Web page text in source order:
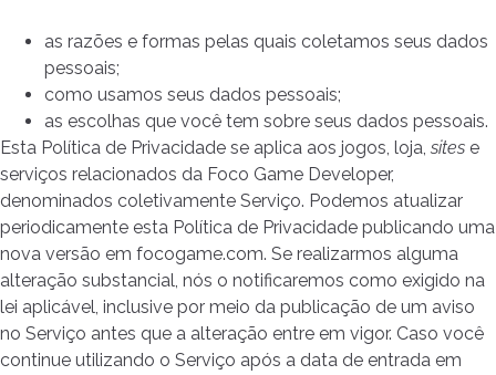
as razões e formas pelas quais coletamos seus dados
pessoais;
como usamos seus dados pessoais;
as escolhas que você tem sobre seus dados pessoais.
Esta Política de Privacidade se aplica aos jogos, loja, sites e
serviços relacionados da Foco Game Developer,
denominados coletivamente Serviço. Podemos atualizar
periodicamente esta Política de Privacidade publicando uma
nova versão em focogame.com. Se realizarmos alguma
alteração substancial, nós o notificaremos como exigido na
lei aplicável, inclusive por meio da publicação de um aviso
no Serviço antes que a alteração entre em vigor. Caso você
continue utilizando o Serviço após a data de entrada em